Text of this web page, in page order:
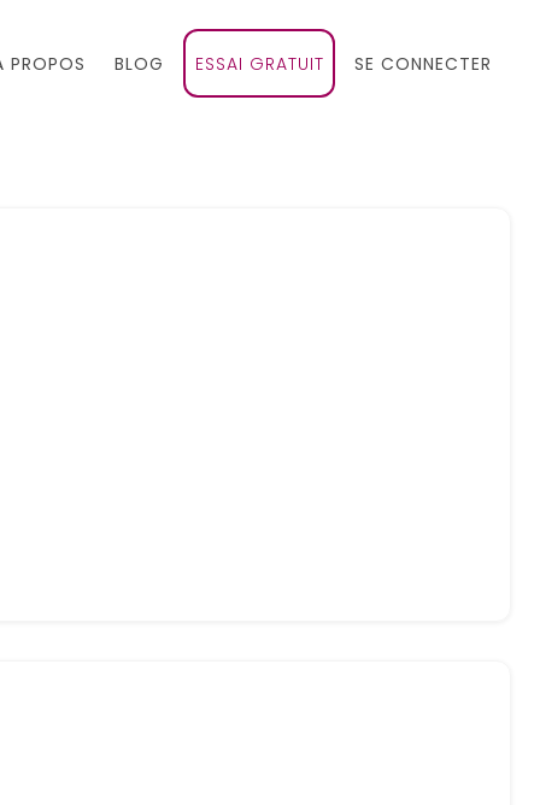
PROPOS BLOG ESSAI GRATUIT SE CONNECTER